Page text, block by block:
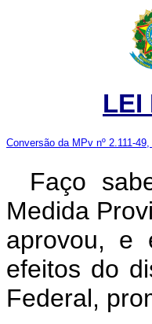
LEI
Conversão da MPv nº 2.111-49,
Faço
Medida
aprovou, e
efeitos do
Federal,